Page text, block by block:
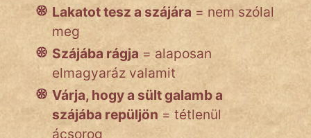
Lakatot tesz a szájára = nem szólal
meg
Szájába rágja = alaposan
elmagyaráz valamit
Várja, hogy a sült galamb a
szájába repüljön = tétlenül
ácsorog